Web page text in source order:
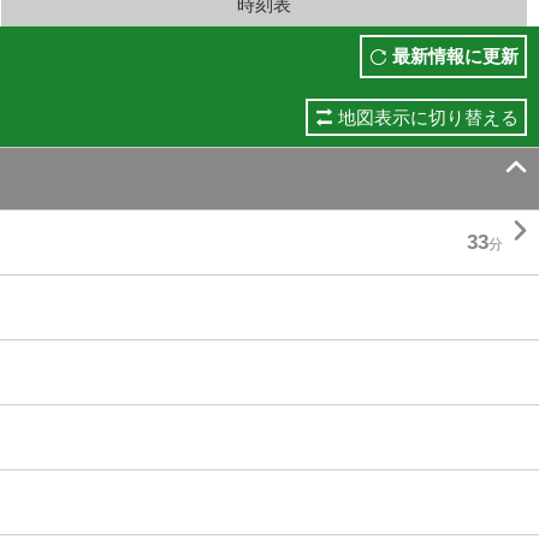
時刻表
最新情報に更新
地図表示に切り替える

33分 